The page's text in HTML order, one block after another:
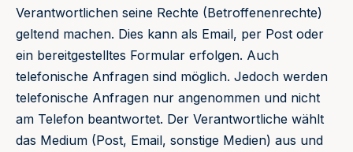
Verantwortlichen seine Rechte (Betroffenenrechte)
geltend machen. Dies kann als Email, per Post oder
ein bereitgestelltes Formular erfolgen. Auch
telefonische Anfragen sind möglich. Jedoch werden
telefonische Anfragen nur angenommen und nicht
am Telefon beantwortet. Der Verantwortliche wählt
das Medium (Post, Email, sonstige Medien) aus und